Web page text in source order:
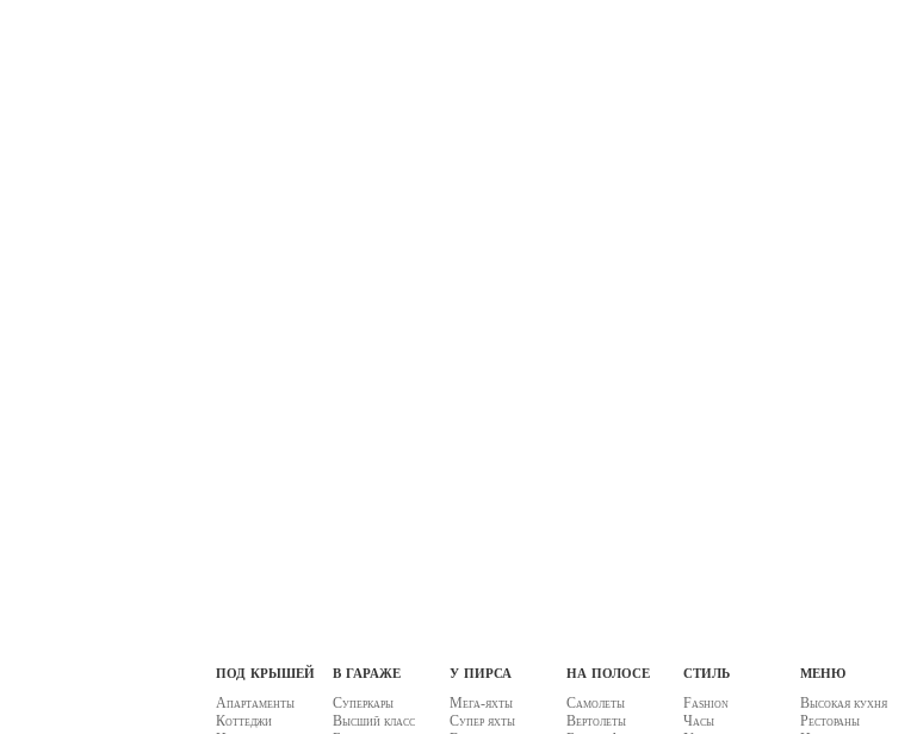
под крышей
Апартаменты
Коттеджи
в гараже
Суперкары
Высший класс
у пирса
Мега-яхты
Супер яхты
на полосе
Самолеты
Вертолеты
стиль
Fashion
Часы
меню
Высокая кухня
Рестораны